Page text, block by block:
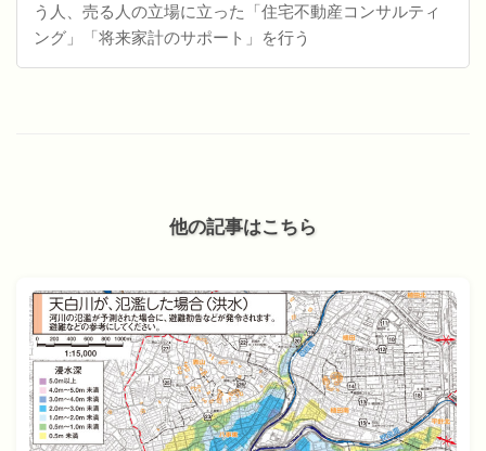
う人、売る人の立場に立った「住宅不動産コンサルティ
ング」「将来家計のサポート」を行う
他の記事はこちら